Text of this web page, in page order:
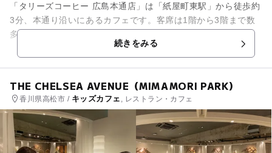
「タリーズコーヒー 広島本通店」は「紙屋町東駅」から徒歩約
3分、本通り沿いにあるカフェです。客席は1階から3階まで数
多くあり、のんびりとくつろげます。3階には小さなお子さん
向けのキッズルームを設...続きをみる
THE CHELSEA AVENUE（MIMAMORI PARK）
香川県高松市 / キッズカフェ , レストラン・カフェ